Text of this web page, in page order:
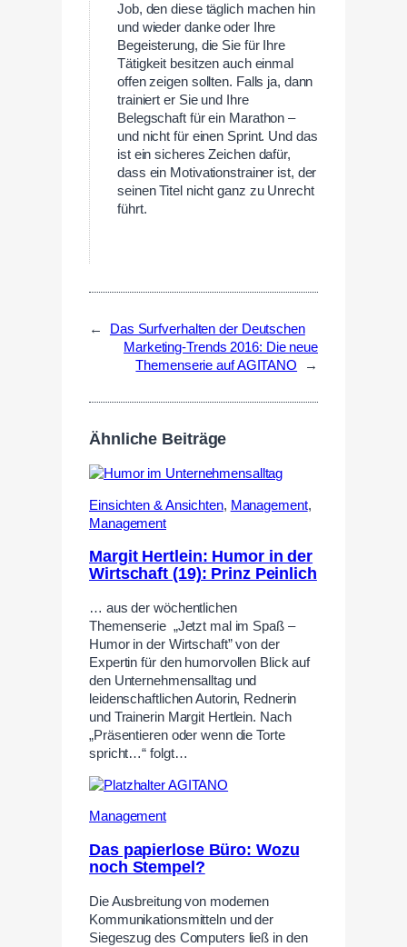
Job, den diese täglich machen hin
und wieder danke oder Ihre
Begeisterung, die Sie für Ihre
Tätigkeit besitzen auch einmal
offen zeigen sollten. Falls ja, dann
trainiert er Sie und Ihre
Belegschaft für ein Marathon –
und nicht für einen Sprint. Und das
ist ein sicheres Zeichen dafür,
dass ein Motivationstrainer ist, der
seinen Titel nicht ganz zu Unrecht
führt.
←
Das Surfverhalten der Deutschen
Marketing-Trends 2016: Die neue
Themenserie auf AGITANO
→
Ähnliche Beiträge
Einsichten & Ansichten, Management,
Management
Margit Hertlein: Humor in der
Wirtschaft (19): Prinz Peinlich
… aus der wöchentlichen
Themenserie „Jetzt mal im Spaß –
Humor in der Wirtschaft” von der
Expertin für den humorvollen Blick auf
den Unternehmensalltag und
leidenschaftlichen Autorin, Rednerin
und Trainerin Margit Hertlein. Nach
„Präsentieren oder wenn die Torte
spricht…“ folgt…
Management
Das papierlose Büro: Wozu
noch Stempel?
Die Ausbreitung von modernen
Kommunikationsmitteln und der
Siegeszug des Computers ließ in den